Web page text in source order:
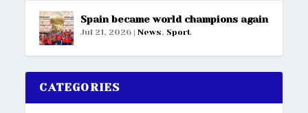
Spain became world champions again
Jul 21, 2026 |News, Sport
CATEGORIES